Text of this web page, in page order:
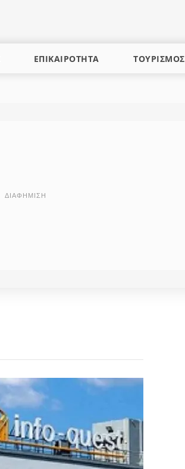
ΕΠΙΚΑΙΡΟΤΗΤΑ ΤΟΥΡΙΣΜΟΣ